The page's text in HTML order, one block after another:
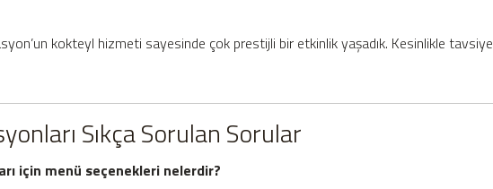
kokteyl hizmeti sayesinde çok prestijli bir etkinlik yaşadık. Kesinlikle tavsiye
Sıkça Sorulan Sorular
için menü seçenekleri nelerdir?